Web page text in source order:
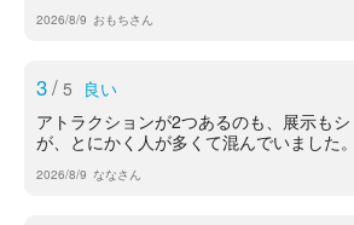
2026/8/9 おもちさん
3/ 5 良い
アトラクションが2つあるのも、展示も
が、とにかく人が多くて混んでいました。
2026/8/9 ななさん